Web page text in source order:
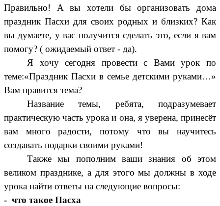
Правильно! А вы хотели бы организовать дома
праздник Пасхи для своих родных и близких? Как
вы думаете, у вас получится сделать это, если я вам
помогу? ( ожидаемый ответ - да).
Я хочу сегодня провести с Вами урок по
теме:«Праздник Пасхи в семье детскими руками…»
Вам нравится тема?
Название темы, ребята, подразумевает
практическую часть урока и она, я уверена, принесёт
вам много радости, потому что вы научитесь
создавать подарки своими руками!
Также мы пополним ваши знания об этом
великом празднике, а для этого мы должны в ходе
урока найти ответы на следующие вопросы:
- что такое Пасха